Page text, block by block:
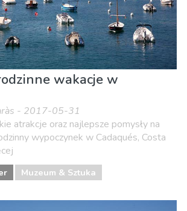
wakacje w
- 2017-05-31
atrakcje oraz najlepsze pomysły na
wypoczynek w Cadaqués, Costa
Muzeum & Sztuka